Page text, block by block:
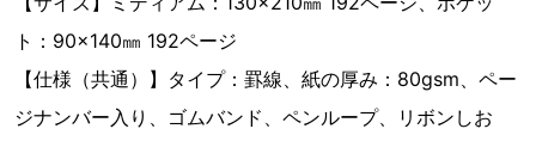
ト：90×140㎜ 192ページ
【仕様（共通）】タイプ：罫線、紙の厚み：80gsm、ペー
ジナンバー入り、ゴムバンド、ペンループ、リボンしお